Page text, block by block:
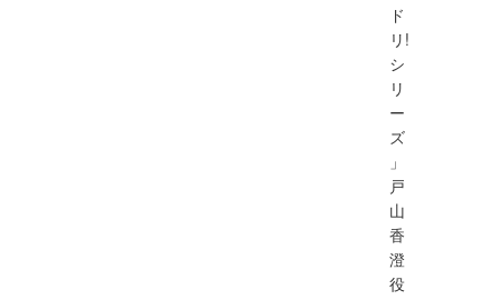
ド
リ!
シ
リ
ー
ズ
」
戸
山
香
澄
役